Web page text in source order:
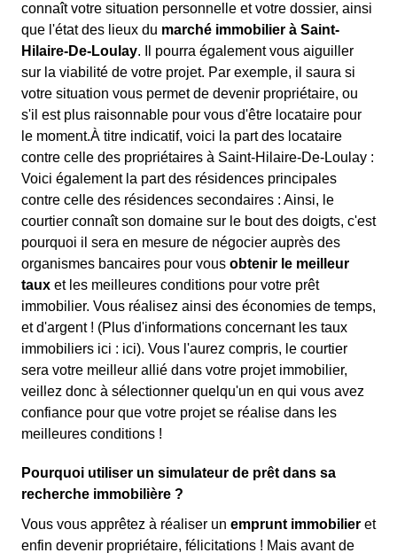
connaît votre situation personnelle et votre dossier, ainsi
que l'état des lieux du marché immobilier à Saint-
Hilaire-De-Loulay. Il pourra également vous aiguiller
sur la viabilité de votre projet. Par exemple, il saura si
votre situation vous permet de devenir propriétaire, ou
s'il est plus raisonnable pour vous d'être locataire pour
le moment.À titre indicatif, voici la part des locataire
contre celle des propriétaires à Saint-Hilaire-De-Loulay :
Voici également la part des résidences principales
contre celle des résidences secondaires : Ainsi, le
courtier connaît son domaine sur le bout des doigts, c'est
pourquoi il sera en mesure de négocier auprès des
organismes bancaires pour vous obtenir le meilleur
taux et les meilleures conditions pour votre prêt
immobilier. Vous réalisez ainsi des économies de temps,
et d'argent ! (Plus d'informations concernant les taux
immobiliers ici : ici). Vous l'aurez compris, le courtier
sera votre meilleur allié dans votre projet immobilier,
veillez donc à sélectionner quelqu'un en qui vous avez
confiance pour que votre projet se réalise dans les
meilleures conditions !
Pourquoi utiliser un simulateur de prêt dans sa
recherche immobilière ?
Vous vous apprêtez à réaliser un emprunt immobilier et
enfin devenir propriétaire, félicitations ! Mais avant de